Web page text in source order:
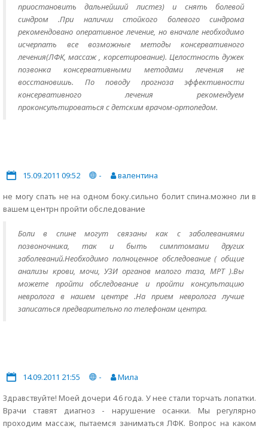
приостановить дальнейший листез) и снять болевой
синдром .При наличии стойкого болевого синдрома
рекомендовано оперативное лечение, но вначале необходимо
исчерпать все возможные методы консервативного
лечения(ЛФК, массаж , корсетирование). Целостность дужек
позвонка консервативными методами лечения не
восстановишь. По поводу прогноза эффективности
консервативного лечения рекомендуем
проконсультироваться с детским врачом-ортопедом.
15.09.2011 09:52 -
валентина
не могу спать не на одном боку.сильно болит спина.можно ли в
вашем центрн пройти обследование
Боли в спине могут связаны как с заболеваниями
позвоночника, так и быть симптомами других
заболеваний.Необходимо полноценное обследование ( общие
анализы крови, мочи, УЗИ органов малого таза, МРТ ).Вы
можете пройти обследование и пройти консультацию
невролога в нашем центре .На прием невролога лучше
записаться предварительно по телефонам центра.
14.09.2011 21:55 -
Мила
Здравствуйте! Моей дочери 4.6 года. У нее стали торчать лопатки.
Врачи ставят диагноз - нарушение осанки. Мы регулярно
проходим массаж, пытаемся заниматься ЛФК. Вопрос на каком